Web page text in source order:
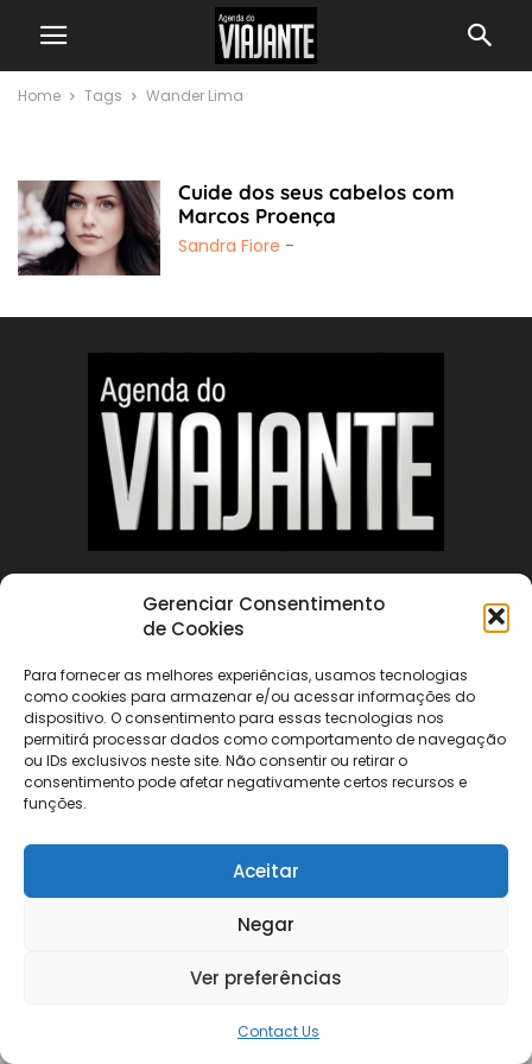
Gerenciar Consentimento
de Cookies
Para fornecer as melhores experiências, usamos tecnologias
como cookies para armazenar e/ou acessar informações do
dispositivo. O consentimento para essas tecnologias nos
permitirá processar dados como comportamento de navegação
ou IDs exclusivos neste site. Não consentir ou retirar o
consentimento pode afetar negativamente certos recursos e
funções.
Aceitar
Negar
Ver preferências
Contact Us
Home Tags Wander Lima
Cuide dos seus cabelos com
Marcos Proença
Sandra Fiore -
ABOUT US
FOLLOW US
©